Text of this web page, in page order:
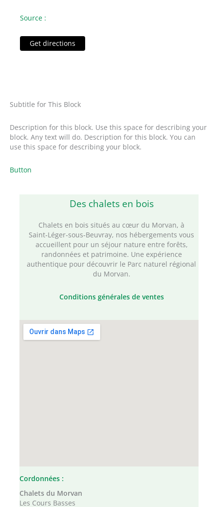
Source :
Get directions
Subtitle for This Block
Description for this block. Use this space for describing your
block. Any text will do. Description for this block. You can
use this space for describing your block.
Button
Des chalets en bois
Chalets en bois situés au cœur du Morvan, à
Saint‑Léger‑sous‑Beuvray, nos hébergements vous
accueillent pour un séjour nature entre forêts,
randonnées et patrimoine. Une expérience
authentique pour découvrir le Parc naturel régional
du Morvan.
Conditions générales de ventes
Cordonnées :
Chalets du Morvan
Les Cours Basses